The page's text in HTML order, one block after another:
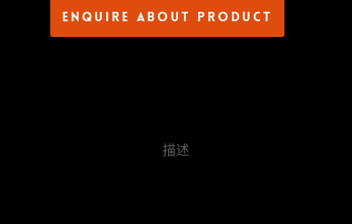
Enquire about product
描述